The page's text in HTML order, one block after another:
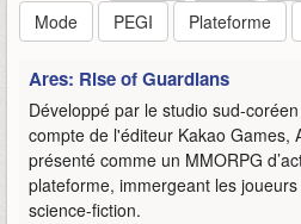
Mode
PEGI Plateforme
Ares: Rise of Guardians
Développé par le studio sud-
compte de l'éditeur Kakao Games,
présenté comme un MMORPG
plateforme, immergeant les
science-fiction.